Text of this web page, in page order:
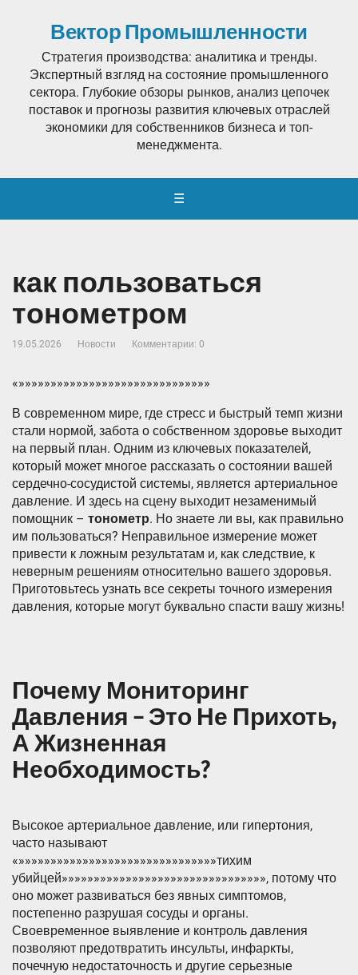
Вектор Промышленности
Стратегия производства: аналитика и тренды.
Экспертный взгляд на состояние промышленного
сектора. Глубокие обзоры рынков, анализ цепочек
поставок и прогнозы развития ключевых отраслей
экономики для собственников бизнеса и топ-
менеджмента.
☰
как пользоваться
тонометром
19.05.2026 Новости Комментарии: 0
«»»»»»»»»»»»»»»»»»»»»»»»»»»»»»»
В современном мире, где стресс и быстрый темп жизни
стали нормой, забота о собственном здоровье выходит
на первый план. Одним из ключевых показателей,
который может многое рассказать о состоянии вашей
сердечно-сосудистой системы, является артериальное
давление. И здесь на сцену выходит незаменимый
помощник – тонометр. Но знаете ли вы, как правильно
им пользоваться? Неправильное измерение может
привести к ложным результатам и, как следствие, к
неверным решениям относительно вашего здоровья.
Приготовьтесь узнать все секреты точного измерения
давления, которые могут буквально спасти вашу жизнь!
Почему Мониторинг
Давления – Это Не Прихоть,
А Жизненная
Необходимость?
Высокое артериальное давление, или гипертония,
часто называют
«»»»»»»»»»»»»»»»»»»»»»»»»»»»»»»»тихим
убийцей»»»»»»»»»»»»»»»»»»»»»»»»»»»»»»»», потому что
оно может развиваться без явных симптомов,
постепенно разрушая сосуды и органы.
Своевременное выявление и контроль давления
позволяют предотвратить инсульты, инфаркты,
почечную недостаточность и другие серьезные